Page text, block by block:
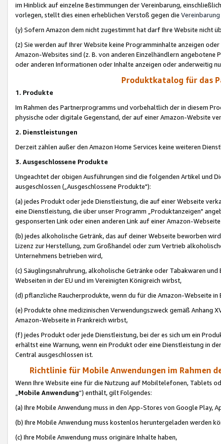
im Hinblick auf einzelne Bestimmungen der Vereinbarung,
vorlegen, stellt dies einen erheblichen Verstoß gegen die Vereinbarung
(y) Sofern Amazon dem nicht zugestimmt hat darf Ihre Website nicht
(z) Sie werden auf Ihrer Website keine Programminhalte anzeigen
Amazon-Websites sind (z. B. von anderen Einzelhändlern
oder anderen Informationen oder Inhalte anzeigen oder anderweitig
Produktkatalog für das
1. Produkte
Im Rahmen des Partnerprogramms und vorbehaltlich der in diesem
physische oder digitale Gegenstand, der auf einer Amazon-Website
2. Dienstleistungen
Derzeit zählen außer den Amazon Home Services keine weiteren
3. Ausgeschlossene Produkte
Ungeachtet der obigen Ausführungen sind die folgenden Artikel und
ausgeschlossen („Ausgeschlossene Produkte"):
(a) jedes Produkt oder jede Dienstleistung, die auf einer Webseite
eine Dienstleistung, die über unser Programm „Produktanzeigen"
gesponserten Link oder einen anderen Link auf einer Amazon-
(b) jedes alkoholische Getränk, das auf deiner Webseite beworben
Lizenz zur Herstellung, zum Großhandel oder zum Vertrieb
Unternehmens betrieben wird,
(c) Säuglingsnahruhrung, alkoholische Getränke oder Tabakwaren
Webseiten in der EU und im Vereinigten Königreich wirbst,
(d) pflanzliche Raucherprodukte, wenn du für die Amazon-Webseite in
(e) Produkte ohne medizinischen Verwendungszweck gemäß Anhang
Amazon-Webseite in Frankreich wirbst,
(f) jedes Produkt oder jede Dienstleistung, bei der es sich um ein
erhältst eine Warnung, wenn ein Produkt oder eine Dienstleistung in
Central ausgeschlossen ist.
Richtlinie für Mobile Anwendungen im Rahmen
Wenn Ihre Website eine für die Nutzung auf Mobiltelefonen, Tablets
„Mobile Anwendung“) enthält, gilt Folgendes:
(a) Ihre Mobile Anwendung muss in den App-Stores von Google Play,
(b) Ihre Mobile Anwendung muss kostenlos heruntergeladen werden
(c) Ihre Mobile Anwendung muss originäre Inhalte haben,